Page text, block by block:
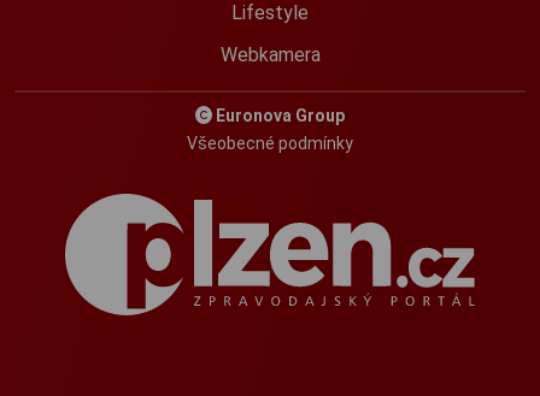
Lifestyle
Webkamera
Euronova Group
Všeobecné podmínky